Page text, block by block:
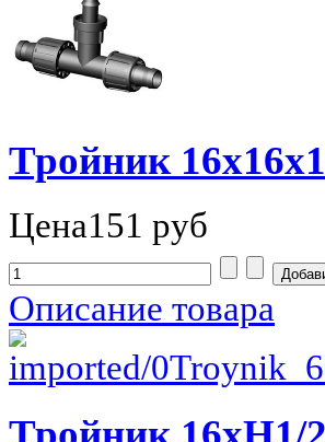
Тройник
Цена151 руб
Описание товара